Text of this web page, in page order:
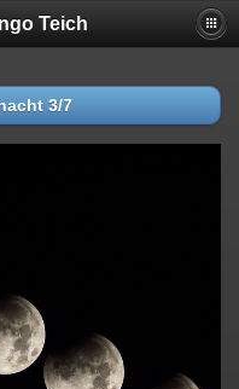
Teich
3/7